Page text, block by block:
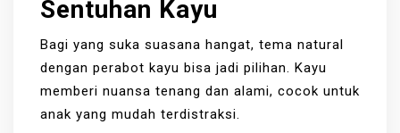
Sentuhan Kayu
Bagi yang suka suasana hangat, tema natural
dengan perabot kayu bisa jadi pilihan. Kayu
memberi nuansa tenang dan alami, cocok untuk
anak yang mudah terdistraksi.